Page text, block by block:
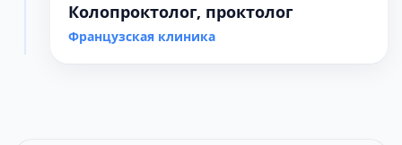
Колопроктолог, проктолог
Французская клиника